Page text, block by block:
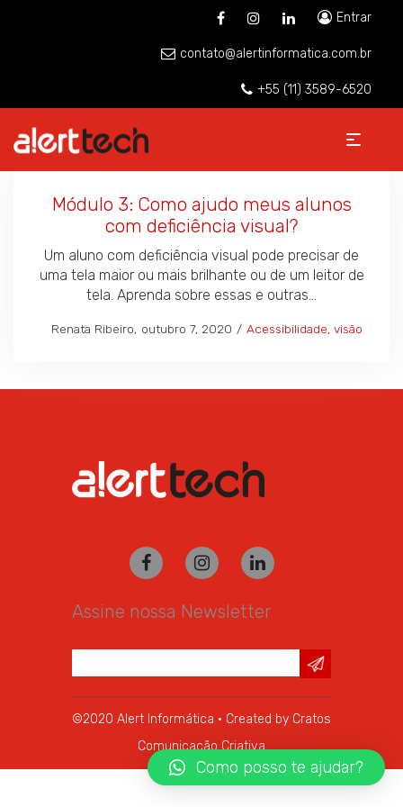
Entrar
contato@alertinformatica.com.br
+55 (11) 3589-6520
Módulo 3: Como ajudo meus alunos
com deficiência visual?
Um aluno com deficiência visual pode precisar de
uma tela maior ou mais brilhante ou de um leitor de
tela. Aprenda sobre essas e outras…
Renata Ribeiro
Posted
outubro 7, 2020
Posted
Acessibilidade visão
Assine nossa Newsletter
©2020 Alert Informática · Created by Cratos
Comunicação Criativa
Como posso te ajudar?